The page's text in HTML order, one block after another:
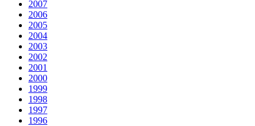
2007
2006
2005
2004
2003
2002
2001
2000
1999
1998
1997
1996